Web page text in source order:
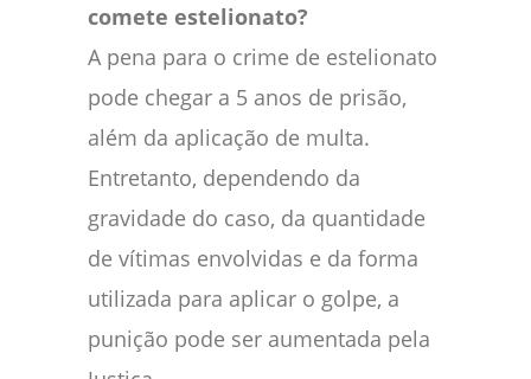
comete estelionato?
A pena para o crime de estelionato
pode chegar a 5 anos de prisão,
além da aplicação de multa.
Entretanto, dependendo da
gravidade do caso, da quantidade
de vítimas envolvidas e da forma
utilizada para aplicar o golpe, a
punição pode ser aumentada pela